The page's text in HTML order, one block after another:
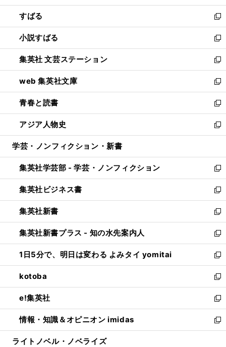
開
く
ウ
で
開
く
ン
ド
ウ
で
開
く
すばる
新
し
い
ウ
ィ
ン
ド
ウ
で
開
く
小説すばる
新
し
い
ウ
ィ
ン
ド
ウ
で
開
集英社 文芸ステーション
新
し
い
ウ
ィ
ン
ド
ウ
開
く
web 集英社文庫
新
し
い
ウ
ィ
ン
ウ
で
開
く
青春と読書
新
し
い
ウ
ン
ド
ウ
で
開
く
アジア人物史
新
し
ウ
ィ
ン
ド
ウ
で
開
く
学芸・ノンフィクション・新書
集英社学芸部 - 学芸・ノンフィクション
新
し
い
ウ
ィ
ン
ド
ウ
で
開
く
集英社ビジネス書
新
し
い
ウ
ィ
ン
ド
ウ
で
開
く
集英社新書
新
し
い
ウ
ィ
ン
ド
ウ
で
開
く
集英社新書プラス - 知の水先案内人
新
し
い
ウ
ィ
ン
ド
ウ
で
開
1日5分で、明日は変わる よみタイ yomitai
新
し
い
ウ
ィ
ン
ド
ウ
kotoba
新
し
い
ウ
ィ
ン
e!集英社
新
し
い
ウ
情報・知識＆オピニオン imidas
新
し
ライトノベル・ノベライズ